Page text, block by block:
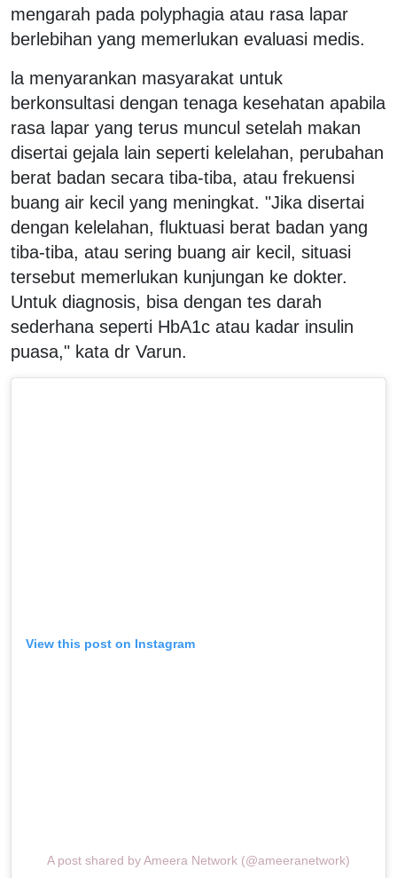
mengarah pada polyphagia atau rasa lapar
berlebihan yang memerlukan evaluasi medis.
la menyarankan masyarakat untuk
berkonsultasi dengan tenaga kesehatan apabila
rasa lapar yang terus muncul setelah makan
disertai gejala lain seperti kelelahan, perubahan
berat badan secara tiba-tiba, atau frekuensi
buang air kecil yang meningkat. "Jika disertai
dengan kelelahan, fluktuasi berat badan yang
tiba-tiba, atau sering buang air kecil, situasi
tersebut memerlukan kunjungan ke dokter.
Untuk diagnosis, bisa dengan tes darah
sederhana seperti HbA1c atau kadar insulin
puasa," kata dr Varun.
View this post on Instagram
A post shared by Ameera Network (@ameeranetwork)